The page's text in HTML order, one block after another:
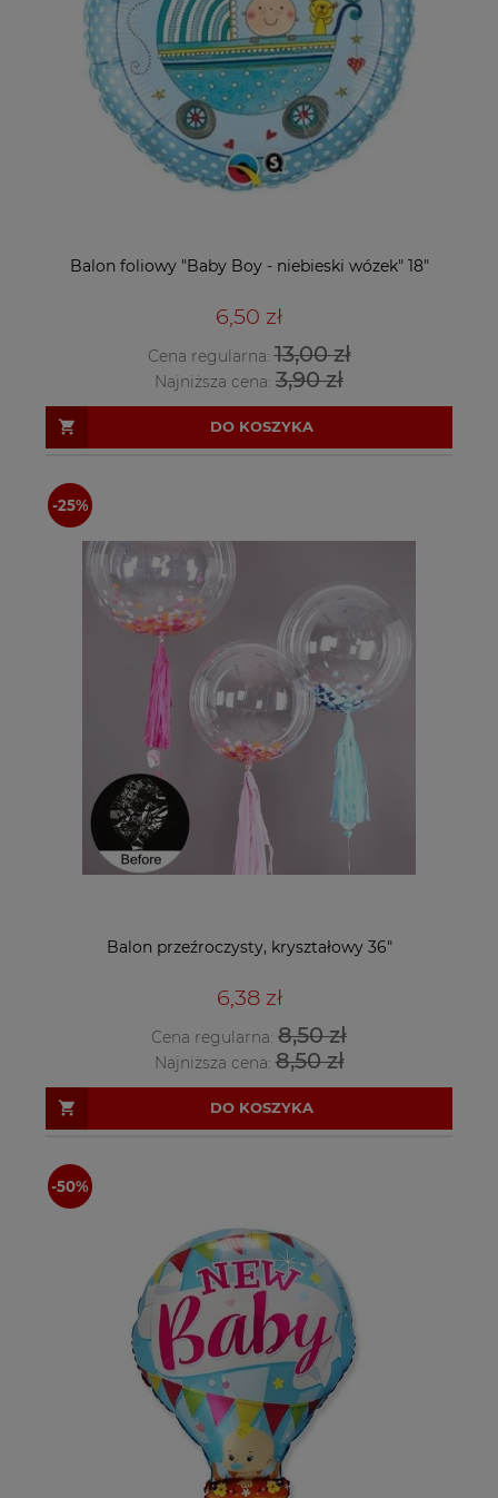
Balon foliowy "Baby Boy - niebieski wózek" 18"
6,50 zł
Cena regularna:13,00 zł
Najniższa cena: 3,90 zł
DO KOSZYKA
Balon przeźroczysty, kryształowy 36"
6,38 zł
Cena regularna: 8,50 zł
Najniższa cena:8,50 zł
DO KOSZYKA